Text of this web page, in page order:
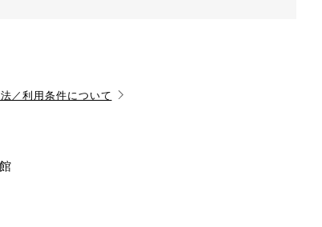
／利用条件について